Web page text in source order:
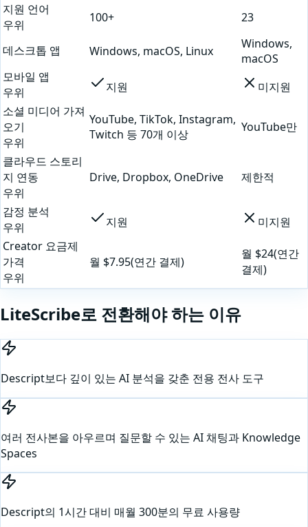
지원 언어
우위
100+ 23
데스크톱 앱 Windows, macOS, Linux
Windows,
macOS
모바일 앱
우위
지원
미지원
소셜 미디어 가져
오기
우위
YouTube, TikTok, Instagram,
Twitch 등 70개 이상
YouTube만
클라우드 스토리
지 연동
우위
Drive, Dropbox, OneDrive 제한적
감정 분석
우위
지원
미지원
Creator 요금제
가격
우위
월 $7.95(연간 결제)
월 $24(연간
결제)
LiteScribe로 전환해야 하는 이유
Descript보다 깊이 있는 AI 분석을 갖춘 전용 전사 도구
여러 전사본을 아우르며 질문할 수 있는 AI 채팅과 Knowledge
Spaces
Descript의 1시간 대비 매월 300분의 무료 사용량